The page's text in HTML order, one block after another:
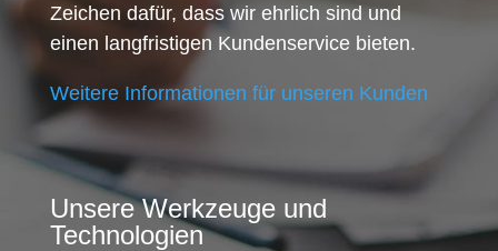
Zeichen dafür, dass wir ehrlich sind und
einen langfristigen Kundenservice bieten.
Weitere Informationen für unseren Kunden
Unsere Werkzeuge und
Technologien